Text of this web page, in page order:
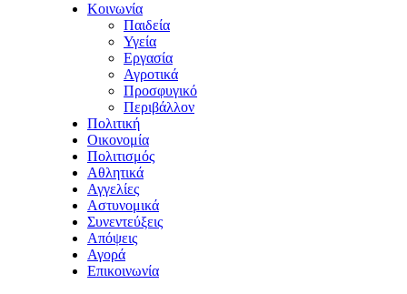
Κοινωνία
Παιδεία
Υγεία
Εργασία
Αγροτικά
Προσφυγικό
Περιβάλλον
Πολιτική
Οικονομία
Πολιτισμός
Αθλητικά
Αγγελίες
Αστυνομικά
Συνεντεύξεις
Απόψεις
Αγορά
Επικοινωνία